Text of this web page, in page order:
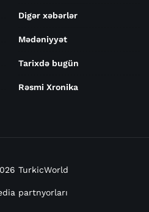
Digər xəbərlər
Mədəniyyət
Tarixdə bugün
Rəsmi Xronika
TurkicWorld
partnyorları